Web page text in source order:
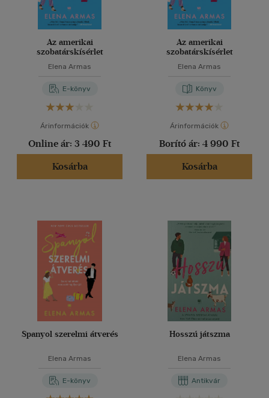
Az amerikai
szobatárskísérlet
Elena Armas
E-könyv
Árinformációk
Online ár: 3 490 Ft
Kosárba
Az amerikai
szobatárskísérlet
Elena Armas
Könyv
Árinformációk
Borító ár: 4 990 Ft
Kosárba
Spanyol szerelmi átverés
Elena Armas
E-könyv
Hosszú játszma
Elena Armas
Antikvár